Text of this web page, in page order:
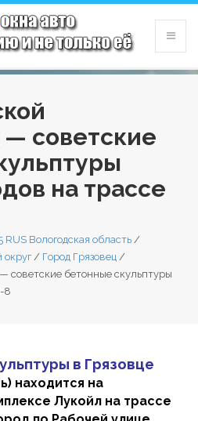
советские
на трассе
RUS Вологодская область /
округ / Город Грязовец /
советские бетонные скульптуры
8
в Грязовце
находится на
Лукойл на трассе